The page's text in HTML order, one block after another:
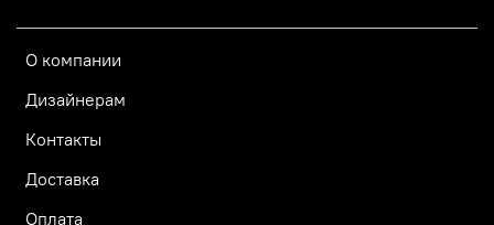
О компании
Дизайнерам
Контакты
Доставка
Оплата